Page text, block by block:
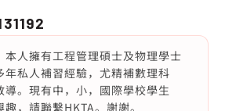
本人擁有工程管理碩士及物理學士
年私人補習經驗，尤精補數理科
導。現有中，小，國際學校學生
，請聯繫HKTA。謝謝。